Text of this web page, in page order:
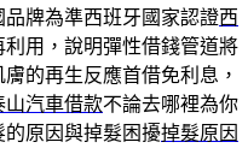
牌為準西班牙國家認證西
用，說明彈性借錢管道將
的再生反應首借免利息，
山汽車借款不論去哪裡為你
原因與掉髮困擾掉髮原因